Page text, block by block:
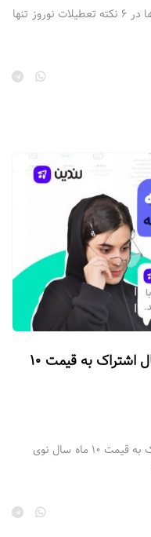
طراحی لندینگ پیج نوروزی؛ بایدها و نبایدها در ۶ نکته تعطیلات نوروز تنها
کمپین نوروزی ۱۴۰۲ لندین؛ یک سال اشتراک به قیمت ۱۰
کمپین نوروزی ۱۴۰۲ لندین؛ یک سال اشتراک به قیمت ۱۰ ماه سال نوی